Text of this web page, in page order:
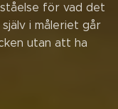
för vad det
i måleriet går
utan att ha